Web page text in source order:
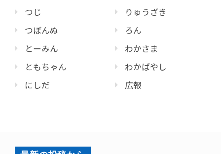
つじ
つぼんぬ
とーみん
ともちゃん
にしだ
りゅうざき
ろん
わかさま
わかばやし
広報